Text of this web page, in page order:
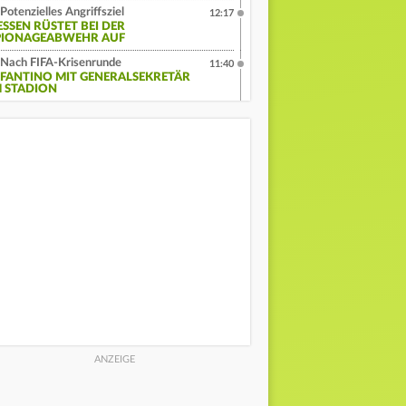
Potenzielles Angriffsziel
RÜSTET BEI DER
AUF
12:17
Nach FIFA-Krisenrunde
MIT GENERALSEKRETÄR
STADION
11:40